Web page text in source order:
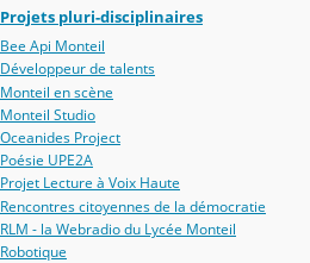
Projets pluri-disciplinaires
Bee Api Monteil
Développeur de talents
Monteil en scène
Monteil Studio
Oceanides Project
Poésie UPE2A
Projet Lecture à Voix Haute
Rencontres citoyennes de la démocratie
RLM - la Webradio du Lycée Monteil
Robotique